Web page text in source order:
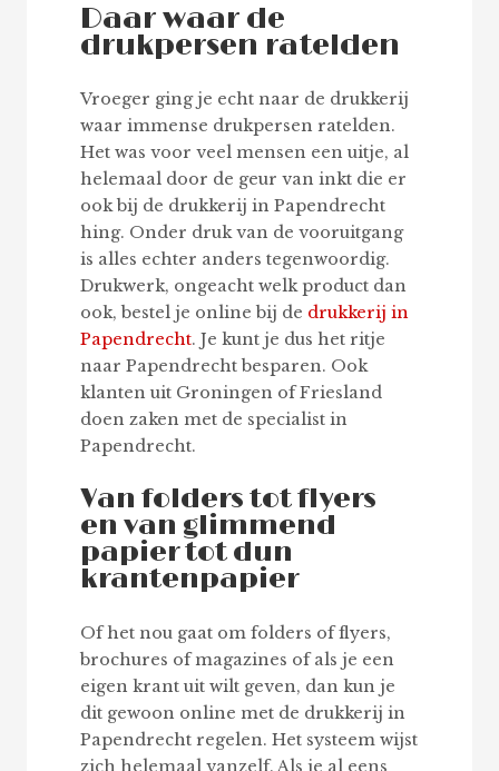
Daar waar de
drukpersen ratelden
Vroeger ging je echt naar de drukkerij
waar immense drukpersen ratelden.
Het was voor veel mensen een uitje, al
helemaal door de geur van inkt die er
ook bij de drukkerij in Papendrecht
hing. Onder druk van de vooruitgang
is alles echter anders tegenwoordig.
Drukwerk, ongeacht welk product dan
ook, bestel je online bij de drukkerij in
Papendrecht. Je kunt je dus het ritje
naar Papendrecht besparen. Ook
klanten uit Groningen of Friesland
doen zaken met de specialist in
Papendrecht.
Van folders tot flyers
en van glimmend
papier tot dun
krantenpapier
Of het nou gaat om folders of flyers,
brochures of magazines of als je een
eigen krant uit wilt geven, dan kun je
dit gewoon online met de drukkerij in
Papendrecht regelen. Het systeem wijst
zich helemaal vanzelf. Als je al eens